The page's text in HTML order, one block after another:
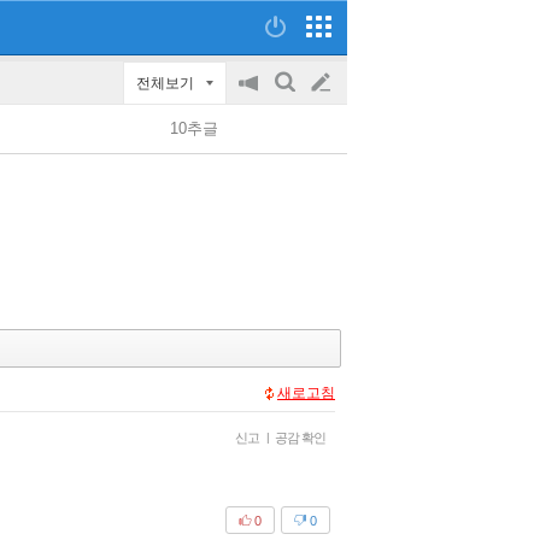
전체보기
공
on/off
검
글
쓰
10추글
새로고침
신고 | 공감 확인
0
0